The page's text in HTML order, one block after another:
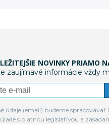
NOVINKY PRIAMO
zaujímavé informácie vždy
údaje (email) budeme
s platnou legislatívou a